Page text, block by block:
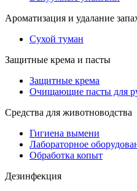
Ароматизация и удалание
Сухой туман
Защитные крема и пасты
Защитные крема
Очищающие пасты для
Средства для животноводства
Гигиена вымени
Лабораторное
Обработка копыт
Дезинфекция